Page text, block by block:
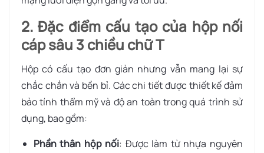
2. Đặc điểm cấu tạo của hộp nối
cáp sâu 3 chiều chữ T
Hộp có cấu tạo đơn giản nhưng vẫn mang lại sự
chắc chắn và bền bỉ. Các chi tiết được thiết kế đảm
bảo tính thẩm mỹ và độ an toàn trong quá trình sử
dụng, bao gồm:
Phần thân hộp nối: Được làm từ nhựa nguyên